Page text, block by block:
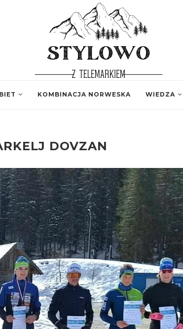
KOMBINACJA NORWESKA WIEDZA
DOVZAN